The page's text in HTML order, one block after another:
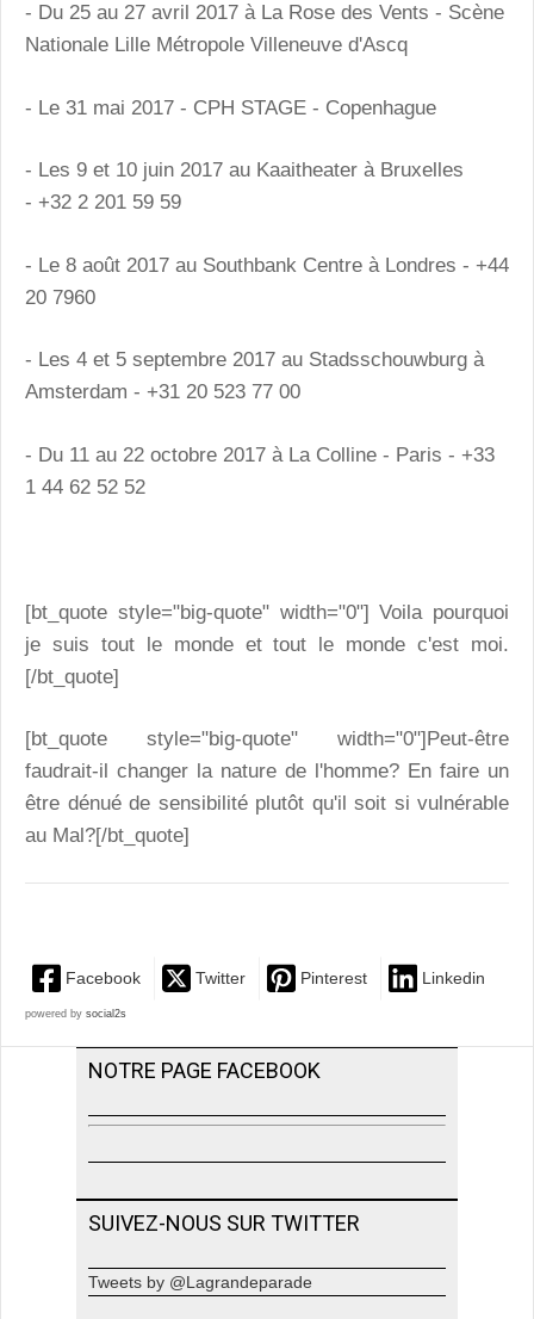
- Du 25 au 27 avril 2017 à La Rose des Vents - Scène
Nationale Lille Métropole Villeneuve d'Ascq
- Le 31 mai 2017 - CPH STAGE - Copenhague
- Les 9 et 10 juin 2017 au Kaaitheater à Bruxelles
- +32 2 201 59 59
- Le 8 août 2017 au Southbank Centre à Londres - +44
20 7960
- Les 4 et 5 septembre 2017 au Stadsschouwburg à
Amsterdam - +31 20 523 77 00
- Du 11 au 22 octobre 2017 à La Colline - Paris - +33
1 44 62 52 52
[bt_quote style="big-quote" width="0"] Voila pourquoi
je suis tout le monde et tout le monde c'est moi.
[/bt_quote]
[bt_quote style="big-quote" width="0"]Peut-être
faudrait-il changer la nature de l'homme? En faire un
être dénué de sensibilité plutôt qu'il soit si vulnérable
au Mal?[/bt_quote]
Facebook Twitter Pinterest Linkedin
powered by social2s
NOTRE PAGE FACEBOOK
SUIVEZ-NOUS SUR TWITTER
Tweets by @Lagrandeparade